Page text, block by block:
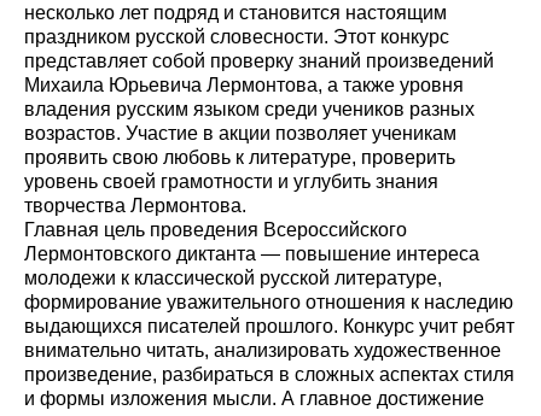
несколько лет подряд и становится настоящим
праздником русской словесности. Этот конкурс
представляет собой проверку знаний произведений
Михаила Юрьевича Лермонтова, а также уровня
владения русским языком среди учеников разных
возрастов. Участие в акции позволяет ученикам
проявить свою любовь к литературе, проверить
уровень своей грамотности и углубить знания
творчества Лермонтова.
Главная цель проведения Всероссийского
Лермонтовского диктанта — повышение интереса
молодежи к классической русской литературе,
формирование уважительного отношения к наследию
выдающихся писателей прошлого. Конкурс учит ребят
внимательно читать, анализировать художественное
произведение, разбираться в сложных аспектах стиля
и формы изложения мысли. А главное достижение